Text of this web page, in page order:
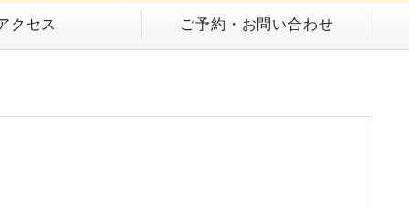
クセス ご予約・お問い合わせ